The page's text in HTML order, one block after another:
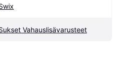
Vahauslisävarusteet